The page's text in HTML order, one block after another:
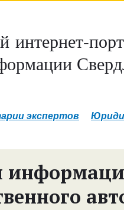
интернет-
экспертов